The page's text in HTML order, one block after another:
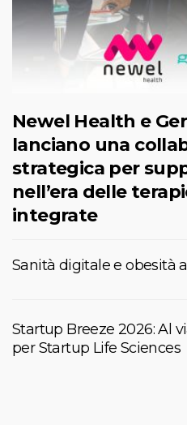
Newel Health e
lanciano una
strategica per
nell’era delle
integrate
Sanità digitale e obesità
Startup Breeze 2026: Al
per Startup Life Sciences